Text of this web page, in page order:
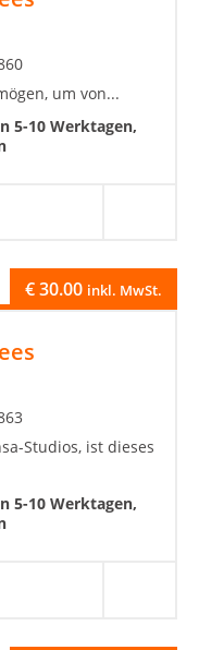
um von...
5-10 Werktagen,
€30.00 inkl. MwSt.
Studios, ist dieses
5-10 Werktagen,